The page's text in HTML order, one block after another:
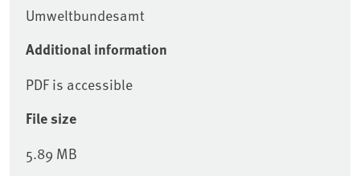
Umweltbundesamt
Additional information
PDF is accessible
File size
5.89 MB